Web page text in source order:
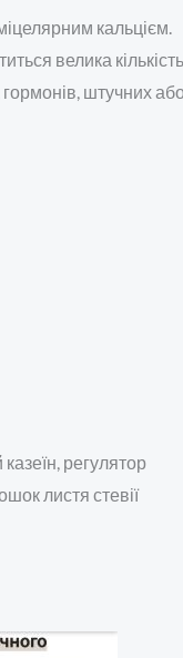
кальцієм.
велика
гормонів, штучних
регулятор
листя стевії